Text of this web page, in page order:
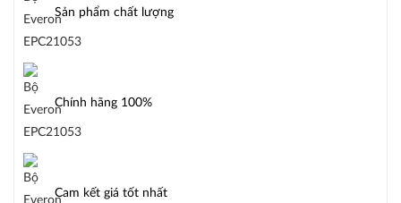
Sản phẩm chất lượng
Chính hãng 100%
Cam kết giá tốt nhất